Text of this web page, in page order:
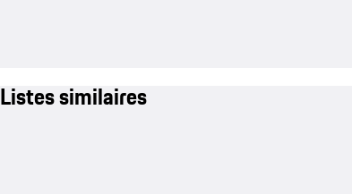
Listes similaires